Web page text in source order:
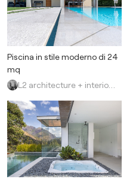
Piscina in stile moderno di 24
mq